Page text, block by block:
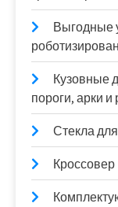
Выгодные
Кузовные
пороги, арки
Стекла
Кроссовер